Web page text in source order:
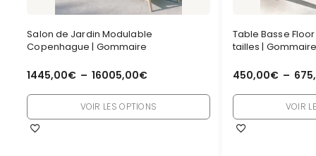
Salon de Jardin Modulable
Copenhague | Gommaire
1445,00€ – 16005,00€
VOIR LES OPTIONS
Table Basse
tailles |
450,00€ –
VOIR